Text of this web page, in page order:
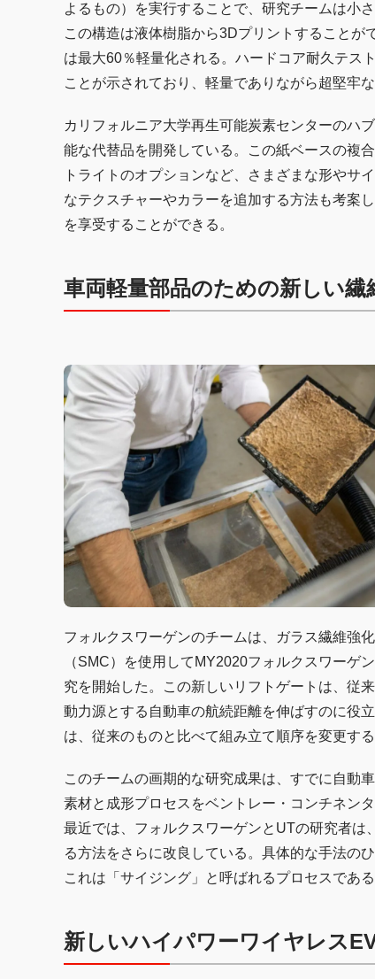
よるもの）を実行することで、研究チームは小
この構造は液体樹脂から3Dプリントすること
は最大60％軽量化される。ハードコア耐久テス
ことが示されており、軽量でありながら超堅牢
カリフォルニア大学再生可能炭素センターのハ
能な代替品を開発している。この紙ベースの複
トライトのオプションなど、さまざまな形やサ
なテクスチャーやカラーを追加する方法も考案
を享受することができる。
車両軽量部品のための新しい繊
フォルクスワーゲンのチームは、ガラス繊維強
（SMC）を使用してMY2020フォルクスワーゲ
究を開始した。この新しいリフトゲートは、従
動力源とする自動車の航続距離を伸ばすのに役
は、従来のものと比べて組み立て順序を変更する
このチームの画期的な研究成果は、すでに自動
素材と成形プロセスをベントレー・コンチネン
最近では、フォルクスワーゲンとUTの研究者
る方法をさらに改良している。具体的な手法の
これは「サイジング」と呼ばれるプロセスである
新しいハイパワーワイヤレス